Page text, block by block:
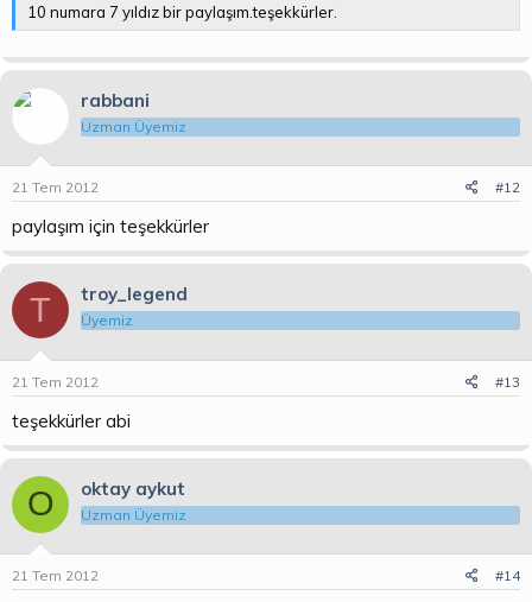
10 numara 7 yıldız bir paylaşım.teşekkürler.
rabbani
Uzman Üyemiz
21 Tem 2012 #12
paylaşım için teşekkürler
T troy_legend
Üyemiz
21 Tem 2012 #13
teşekkürler abi
O oktay aykut
Uzman Üyemiz
21 Tem 2012 #14